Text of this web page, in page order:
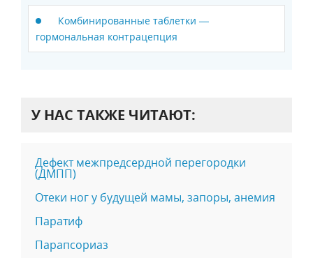
Комбинированные таблетки —
гормональная контрацепция
У НАС ТАКЖЕ ЧИТАЮТ:
Дефект межпредсердной перегородки
(ДМПП)
Отеки ног у будущей мамы, запоры, анемия
Паратиф
Парапсориаз